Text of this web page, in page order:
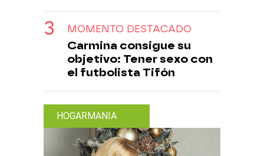
MOMENTO DESTACADO
Carmina consigue su
objetivo: Tener sexo con
el futbolista Tifón
HOGARMANIA